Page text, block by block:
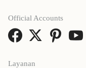
Layanan
Official Accounts